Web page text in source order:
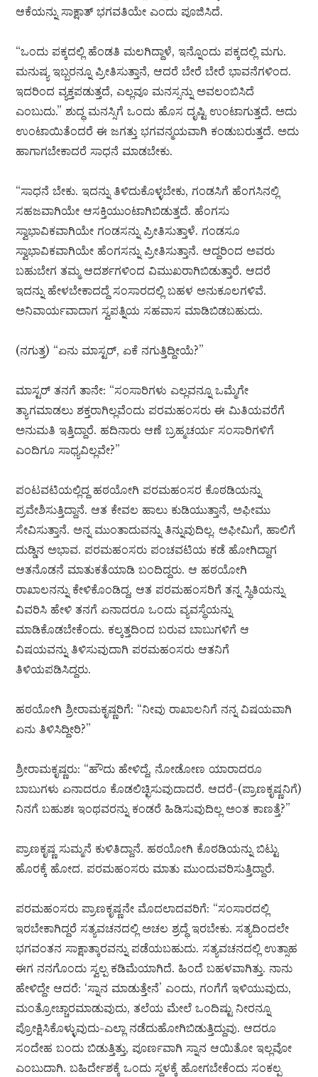
ಆಕೆಯನ್ನು ಸಾಕ್ಷಾತ್ ಭಗವತಿಯೇ ಎಂದು ಪೂಜಿಸಿದೆ.
“ಒಂದು ಪಕ್ಕದಲ್ಲಿ ಹೆಂಡತಿ ಮಲಗಿದ್ದಾಳೆ, ಇನ್ನೊಂದು ಪಕ್ಕದಲ್ಲಿ ಮಗು.
ಮನುಷ್ಯ ಇಬ್ಬರನ್ನೂ ಪ್ರೀತಿಸುತ್ತಾನೆ, ಆದರೆ ಬೇರೆ ಬೇರೆ ಭಾವನೆಗಳಿಂದ.
ಇದರಿಂದ ವ್ಯಕ್ತಪಡುತ್ತದೆ, ಎಲ್ಲವೂ ಮನಸ್ಸನ್ನು ಅವಲಂಬಿಸಿದೆ
ಎಂಬುದು.” ಶುದ್ಧ ಮನಸ್ಸಿಗೆ ಒಂದು ಹೊಸ ದೃಷ್ಟಿ ಉಂಟಾಗುತ್ತದೆ. ಅದು
ಉಂಟಾಯಿತೆಂದರೆ ಈ ಜಗತ್ತು ಭಗವನ್ಮಯವಾಗಿ ಕಂಡುಬರುತ್ತದೆ. ಅದು
ಹಾಗಾಗಬೇಕಾದರೆ ಸಾಧನೆ ಮಾಡಬೇಕು.
“ಸಾಧನೆ ಬೇಕು. ಇದನ್ನು ತಿಳಿದುಕೊಳ್ಳಬೇಕು, ಗಂಡಸಿಗೆ ಹೆಂಗಸಿನಲ್ಲಿ
ಸಹಜವಾಗಿಯೇ ಆಸಕ್ತಿಯುಂಟಾಗಿಬಿಡುತ್ತದೆ. ಹೆಂಗಸು
ಸ್ವಾಭಾವಿಕವಾಗಿಯೇ ಗಂಡಸನ್ನು ಪ್ರೀತಿಸುತ್ತಾಳೆ. ಗಂಡಸೂ
ಸ್ವಾಭಾವಿಕವಾಗಿಯೇ ಹೆಂಗಸನ್ನು ಪ್ರೀತಿಸುತ್ತಾನೆ. ಆದ್ದರಿಂದ ಅವರು
ಬಹುಬೇಗ ತಮ್ಮ ಆದರ್ಶಗಳಿಂದ ವಿಮುಖರಾಗಿಬಿಡುತ್ತಾರೆ. ಆದರೆ
ಇದನ್ನು ಹೇಳಬೇಕಾದದ್ದೆ ಸಂಸಾರದಲ್ಲಿ ಬಹಳ ಅನುಕೂಲಗಳಿವೆ.
ಅನಿವಾರ್ಯವಾದಾಗ ಸ್ವಪತ್ನಿಯ ಸಹವಾಸ ಮಾಡಿಬಿಡಬಹುದು.
(ನಗುತ್ತ) “ಏನು ಮಾಸ್ಟರ್, ಏಕೆ ನಗುತ್ತಿದ್ದೀಯೆ?”
ಮಾಸ್ಟರ್ ತನಗೆ ತಾನೇ: “ಸಂಸಾರಿಗಳು ಎಲ್ಲವನ್ನೂ ಒಮ್ಮೆಗೇ
ತ್ಯಾಗಮಾಡಲು ಶಕ್ತರಾಗಿಲ್ಲವೆಂದು ಪರಮಹಂಸರು ಈ ಮಿತಿಯವರೆಗೆ
ಅನುಮತಿ ಇತ್ತಿದ್ದಾರೆ. ಹದಿನಾರು ಆಣೆ ಬ್ರಹ್ಮಚರ್ಯ ಸಂಸಾರಿಗಳಿಗೆ
ಎಂದಿಗೂ ಸಾಧ್ಯವಿಲ್ಲವೇ?”
ಪಂಟವಟಿಯಲ್ಲಿದ್ದ ಹಠಯೋಗಿ ಪರಮಹಂಸರ ಕೊಠಡಿಯನ್ನು
ಪ್ರವೇಶಿಸುತ್ತಿದ್ದಾನೆ. ಆತ ಕೇವಲ ಹಾಲು ಕುಡಿಯುತ್ತಾನೆ, ಅಫೀಮು
ಸೇವಿಸುತ್ತಾನೆ. ಅನ್ನ ಮುಂತಾದುವನ್ನು ತಿನ್ನುವುದಿಲ್ಲ. ಅಫೀಮಿಗೆ, ಹಾಲಿಗೆ
ದುಡ್ಡಿನ ಅಭಾವ. ಪರಮಹಂಸರು ಪಂಚವಟಿಯ ಕಡೆ ಹೋಗಿದ್ದಾಗ
ಆತನೊಡನೆ ಮಾತುಕತೆಯಾಡಿ ಬಂದಿದ್ದರು. ಆ ಹಠಯೋಗಿ
ರಾಖಾಲನನ್ನು ಕೇಳಿಕೊಂಡಿದ್ದ, ಆತ ಪರಮಹಂಸರಿಗೆ ತನ್ನ ಸ್ಥಿತಿಯನ್ನು
ವಿವರಿಸಿ ಹೇಳಿ ತನಗೆ ಏನಾದರೂ ಒಂದು ವ್ಯವಸ್ಥೆಯನ್ನು
ಮಾಡಿಕೊಡಬೇಕೆಂದು. ಕಲ್ಕತ್ತದಿಂದ ಬರುವ ಬಾಬುಗಳಿಗೆ ಆ
ವಿಷಯವನ್ನು ತಿಳಿಸುವುದಾಗಿ ಪರಮಹಂಸರು ಆತನಿಗೆ
ತಿಳಿಯಪಡಿಸಿದ್ದರು.
ಹಠಯೋಗಿ ಶ್ರೀರಾಮಕೃಷ್ಣರಿಗೆ: “ನೀವು ರಾಖಾಲನಿಗೆ ನನ್ನ ವಿಷಯವಾಗಿ
ಏನು ತಿಳಿಸಿದ್ದೀರಿ?”
ಶ್ರೀರಾಮಕೃಷ್ಣರು: “ಹೌದು ಹೇಳಿದ್ದೆ, ನೋಡೋಣ ಯಾರಾದರೂ
ಬಾಬುಗಳು ಏನಾದರೂ ಕೊಡಲಿಚ್ಛಿಸುವುದಾದರೆ. ಆದರೆ-(ಪ್ರಾಣಕೃಷ್ಣನಿಗೆ)
ನಿನಗೆ ಬಹುಶಃ ಇಂಥವರನ್ನು ಕಂಡರೆ ಹಿಡಿಸುವುದಿಲ್ಲ ಅಂತ ಕಾಣತ್ತೆ?”
ಪ್ರಾಣಕೃಷ್ಣ ಸುಮ್ಮನೆ ಕುಳಿತಿದ್ದಾನೆ. ಹಠಯೋಗಿ ಕೊಠಡಿಯನ್ನು ಬಿಟ್ಟು
ಹೊರಕ್ಕೆ ಹೋದ. ಪರಮಹಂಸರು ಮಾತು ಮುಂದುವರಿಸುತ್ತಿದ್ದಾರೆ.
ಪರಮಹಂಸರು ಪ್ರಾಣಕೃಷ್ಣನೇ ಮೊದಲಾದವರಿಗೆ: “ಸಂಸಾರದಲ್ಲಿ
ಇರಬೇಕಾಗಿದ್ದರೆ ಸತ್ಯವಚನದಲ್ಲಿ ಅಚಲ ಶ್ರದ್ಧೆ ಇರಬೇಕು. ಸತ್ಯದಿಂದಲೇ
ಭಗವಂತನ ಸಾಕ್ಷಾತ್ಕಾರವನ್ನು ಪಡೆಯಬಹುದು. ಸತ್ಯವಚನದಲ್ಲಿ ಉತ್ಸಾಹ
ಈಗ ನನಗೊಂದು ಸ್ವಲ್ಪ ಕಡಿಮೆಯಾಗಿದೆ. ಹಿಂದೆ ಬಹಳವಾಗಿತ್ತು. ನಾನು
ಹೇಳಿದ್ದೇ ಆದರೆ: ‘ಸ್ನಾನ ಮಾಡುತ್ತೇನೆ’ ಎಂದು, ಗಂಗೆಗೆ ಇಳಿಯುವುದು,
ಮಂತ್ರೋಚ್ಚಾರಮಾಡುವುದು, ತಲೆಯ ಮೇಲೆ ಒಂದಿಷ್ಟು ನೀರನ್ನೂ
ಪ್ರೋಕ್ಷಿಸಿಕೊಳ್ಳುವುದು-ಎಲ್ಲಾ ನಡೆದುಹೋಗಿಬಿಡುತ್ತಿದ್ದುವು. ಆದರೂ
ಸಂದೇಹ ಬಂದು ಬಿಡುತ್ತಿತ್ತು, ಪೂರ್ಣವಾಗಿ ಸ್ನಾನ ಆಯಿತೋ ಇಲ್ಲವೋ
ಎಂಬುದಾಗಿ. ಬಹಿರ್ದೇಶಕ್ಕೆ ಒಂದು ಸ್ಥಳಕ್ಕೆ ಹೋಗಬೇಕೆಂದು ಸಂಕಲ್ಪ